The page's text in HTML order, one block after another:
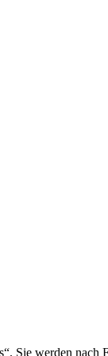
Sie werden nach